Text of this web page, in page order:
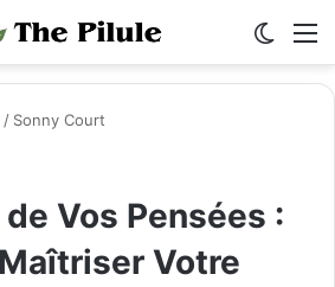
/ Sonny Court
Vos Pensées :
Votre